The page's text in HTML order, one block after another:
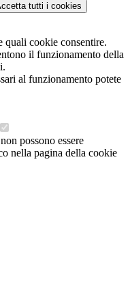
tutti i cookies
quali cookie consentire.
il funzionamento della
al funzionamento potete
possono essere
nella pagina della cookie